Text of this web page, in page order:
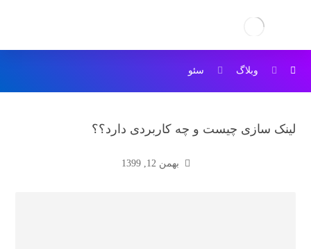
وبلاگ سئو
لینک سازی چیست و چه کاربردی دارد؟؟
بهمن 12, 1399